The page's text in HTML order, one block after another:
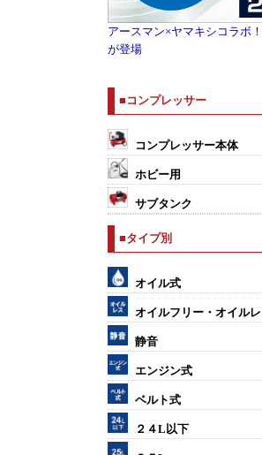
アースマン×ヤマキシコラボ
が登場
■コンプレッサー
コンプレッサー本体
ホビー用
サブタンク
■タイプ別
オイル式
オイルフリー・オイル
静音
エンジン式
ベルト式
２４L以下